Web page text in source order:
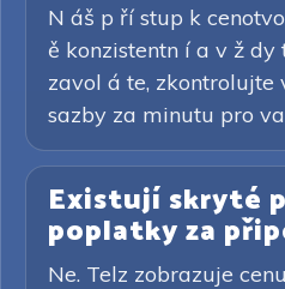
N áš p ří stup k
ě konzistentn í a v ž dy
zavol á te, zkontrolujte
sazby za minutu pro
Existují skryté
poplatky za
Ne. Telz zobrazuje